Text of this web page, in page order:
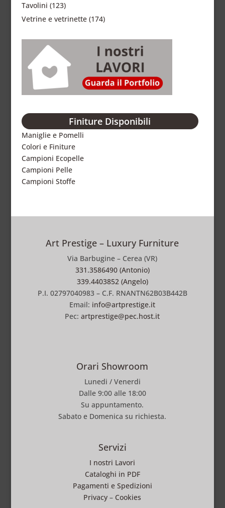
Tavolini (123)
Vetrine e vetrinette (174)
Finiture Disponibili
Maniglie e Pomelli
Colori e Finiture
Campioni Ecopelle
Campioni Pelle
Campioni Stoffe
Art Prestige – Luxury Furniture
Via Barbugine – Cerea (VR)
331.3586490 (Antonio)
339.4403852 (Angelo)
P.I. 02797040983 – C.F. RNANTN62B03B442B
Email: info@artprestige.it
Pec:artprestige@pec.host.it
Orari Showroom
Lunedi / Venerdi
Dalle 9:00 alle 18:00
Su appuntamento.
Sabato e Domenica su richiesta.
Servizi
I nostri Lavori
Cataloghi in PDF
Pagamenti e Spedizioni
Privacy – Cookies